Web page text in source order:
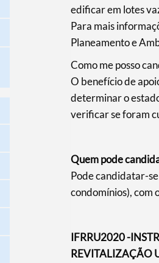
edificar em lotes
Para mais
Planeamento e
Como me posso
O benefício de
determinar o
verificar se foram
Quem pode
Pode candidatar-
condomínios), com
IFRRU2020 -
REVITALIZAÇÃO